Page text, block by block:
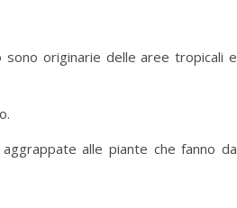
originarie delle aree tropicali e
alle piante che fanno da